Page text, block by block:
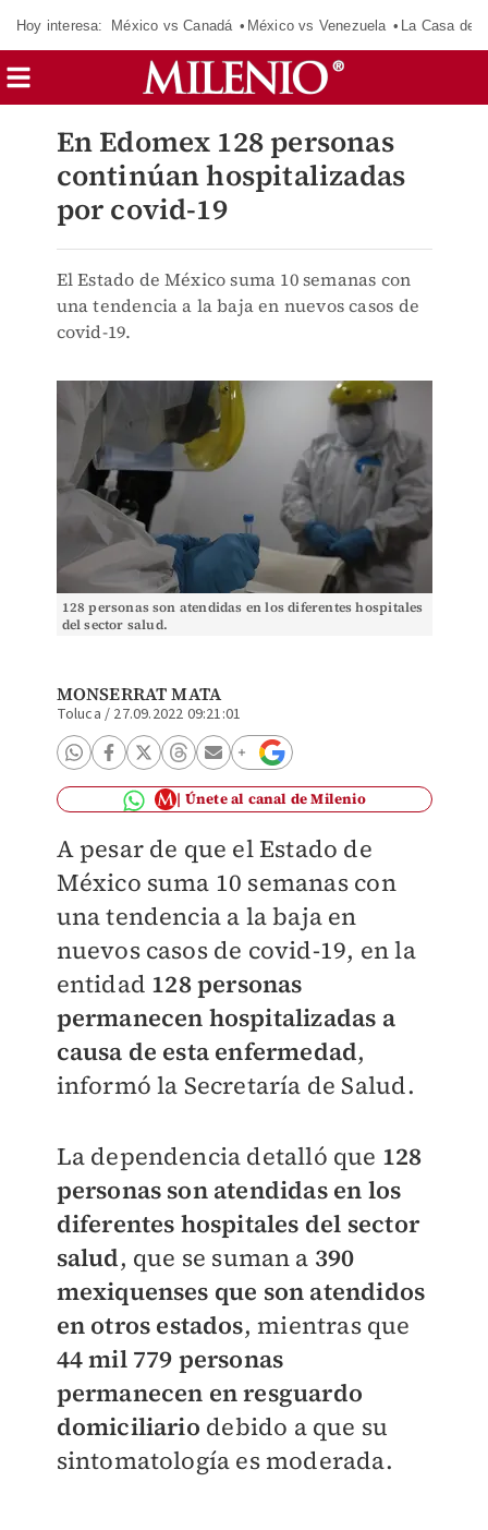
Hoy interesa: México vs Canadá México vs Venezuela La Casa de
En Edomex 128 personas
continúan hospitalizadas
por covid-19
El Estado de México suma 10 semanas con
una tendencia a la baja en nuevos casos de
covid-19.
128 personas son atendidas en los diferentes hospitales
del sector salud.
MONSERRAT MATA
Toluca / 27.09.2022 09:21:01
Únete al canal de Milenio
A pesar de que el Estado de
México suma 10 semanas con
una tendencia a la baja en
nuevos casos de covid-19, en la
entidad 128 personas
permanecen hospitalizadas a
causa de esta enfermedad,
informó la Secretaría de Salud.
La dependencia detalló que 128
personas son atendidas en los
diferentes hospitales del sector
salud, que se suman a 390
mexiquenses que son atendidos
en otros estados, mientras que
44 mil 779 personas
permanecen en resguardo
domiciliario debido a que su
sintomatología es moderada.